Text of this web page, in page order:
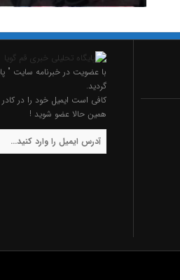
با عضویت در خبرنامه سایت "
گردید.
کافی است ایمیل خود را در
همین حالا عضو شوید !